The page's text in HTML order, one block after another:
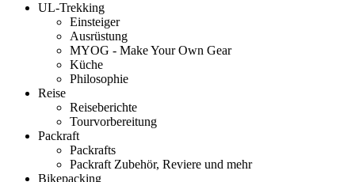
UL-Trekking
Einsteiger
Ausrüstung
MYOG - Make Your Own Gear
Küche
Philosophie
Reise
Reiseberichte
Tourvorbereitung
Packraft
Packrafts
Packraft Zubehör, Reviere und mehr
Bikepacking